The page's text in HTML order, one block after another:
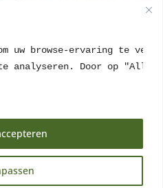
uw browse-ervaring te
te analyseren. Door op